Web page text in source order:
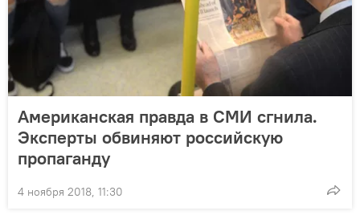
Американская правда в СМИ сгнила.
Эксперты обвиняют российскую
пропаганду
4 ноября 2018, 11:30